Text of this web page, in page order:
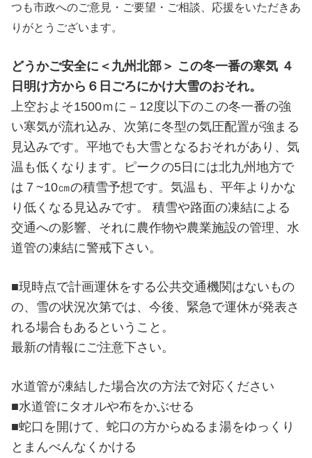
つも市政へのご意見・ご要望・ご相談、応援をいただきあ
りがとうございます。
どうかご安全に＜九州北部＞ この冬一番の寒気 ４
日明け方から６日ごろにかけ大雪のおそれ。
上空およそ1500ｍに－12度以下のこの冬一番の強
い寒気が流れ込み、次第に冬型の気圧配置が強まる
見込みです。平地でも大雪となるおそれがあり、気
温も低くなります。ピークの5日には北九州地方で
は７~10㎝の積雪予想です。気温も、平年よりかな
り低くなる見込みです。 積雪や路面の凍結による
交通への影響、それに農作物や農業施設の管理、水
道管の凍結に警戒下さい。
■現時点で計画運休をする公共交通機関はないもの
の、雪の状況次第では、今後、緊急で運休が発表さ
れる場合もあるということ。
最新の情報にご注意下さい。
水道管が凍結した場合次の方法で対応ください
■水道管にタオルや布をかぶせる
■蛇口を開けて、蛇口の方からぬるま湯をゆっくり
とまんべんなくかける